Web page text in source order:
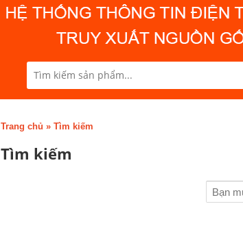
Trang chủ » Tìm kiếm
Tìm kiếm